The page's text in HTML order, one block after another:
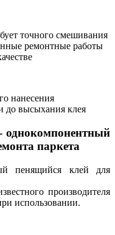
точного смешивания
ремонтные работы
нанесения
до высыхания клея
однокомпонентный
паркета
производителя
использовании.